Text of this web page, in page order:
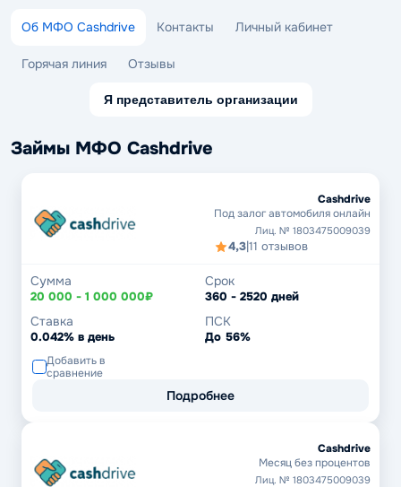
Об МФО Cashdrive Контакты Личный кабинет
Горячая линия Отзывы
Я представитель организации
Займы МФО Cashdrive
Cashdrive
Под залог автомобиля онлайн
Лиц. № 1803475009039
4,3|11 отзывов
Сумма
20 000 - 1 000 000₽
Срок
360 - 2520 дней
Ставка
0.042% в день
ПСК
До 56%
Добавить в
сравнение
Подробнее
Cashdrive
Месяц без процентов
Лиц. № 1803475009039